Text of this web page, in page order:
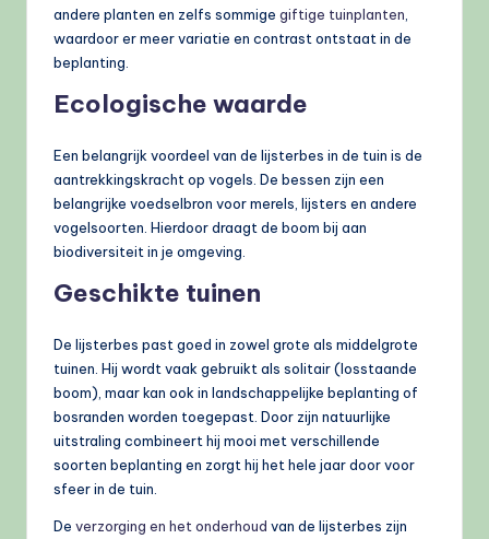
andere planten en zelfs sommige giftige tuinplanten
waardoor er meer variatie en contrast ontstaat in de
beplanting.
Ecologische waarde
Een belangrijk voordeel van de lijsterbes in de tuin is de
aantrekkingskracht op vogels. De bessen zijn een
belangrijke voedselbron voor merels, lijsters en andere
vogelsoorten. Hierdoor draagt de boom bij aan
biodiversiteit in je omgeving.
Geschikte tuinen
De lijsterbes past goed in zowel grote als middelgrote
tuinen. Hij wordt vaak gebruikt als solitair (losstaande
boom), maar kan ook in landschappelijke beplanting of
bosranden worden toegepast. Door zijn natuurlijke
uitstraling combineert hij mooi met verschillende
soorten beplanting en zorgt hij het hele jaar door voor
sfeer in de tuin.
De verzorging en het onderhoud van de lijsterbes zijn